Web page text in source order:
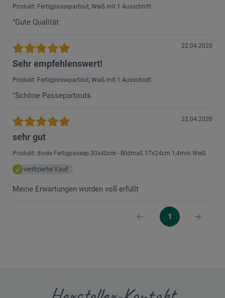
Produkt: Fertigpassepartout, Weiß mit 1 Ausschnitt
"Gute Qualität
22.04.2020
Sehr empfehlenswert!
Produkt: Fertigpassepartout, Weiß mit 1 Ausschnitt
"Schöne Passepartouts
22.04.2020
sehr gut
Produkt: dorée Fertigpassep.30x40cm - Bildmaß 17x24cm 1,4mm Weiß
verifizierter Kauf
Meine Erwartungen wurden voll erfüllt
1